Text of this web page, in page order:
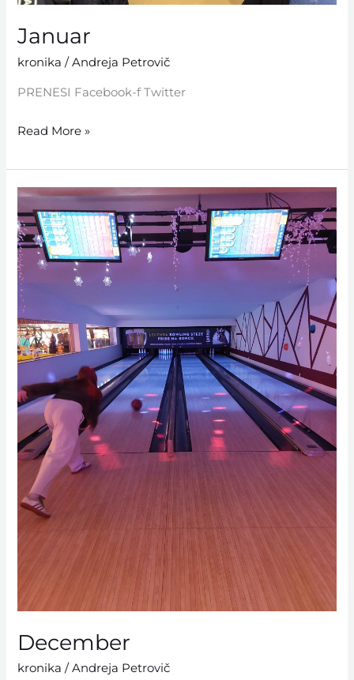
Januar
kronika /Andreja Petrovič
PRENESI Facebook-f Twitter
Read More »
December
kronika /Andreja Petrovič
December